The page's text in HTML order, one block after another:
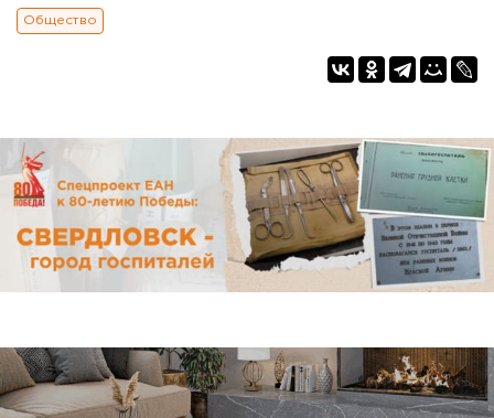
Общество